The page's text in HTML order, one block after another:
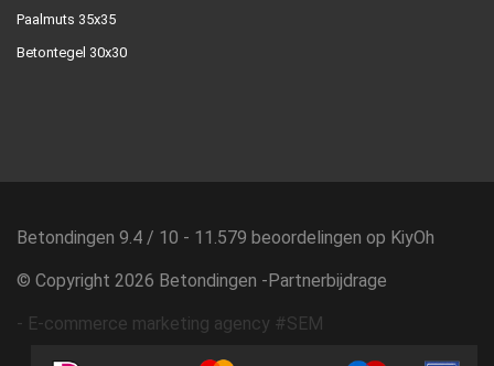
Paalmuts 35x35
Betontegel 30x30
Betondingen 9.4 / 10 - 11.579 beoordelingen op KiyOh
© Copyright 2026 Betondingen - Partnerbijdrage
- E-commerce marketing agency #SEM